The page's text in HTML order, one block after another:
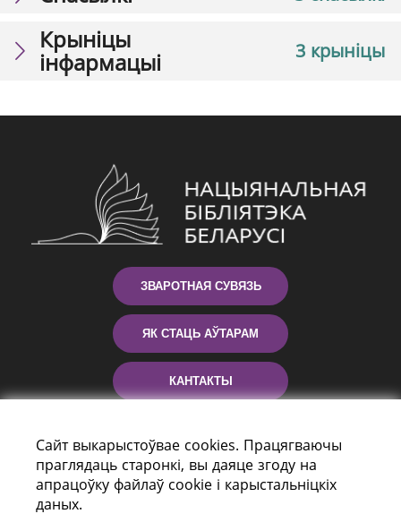
3 крыніцы
Крыніцы
інфармацыі
ЗВАРОТНАЯ СУВЯЗЬ
ЯК СТАЦЬ АЎТАРАМ
КАНТАКТЫ
Сайт выкарыстоўвае cookies. Працягваючы
праглядаць старонкі, вы даяце згоду на
апрацоўку файлаў cookie і карыстальніцкіх
даных.